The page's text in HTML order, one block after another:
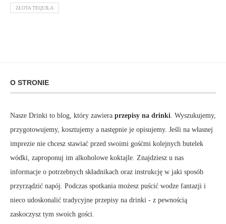
ZŁOTA TEQUILA
O STRONIE
Nasze Drinki to blog, który zawiera przepisy na drinki. Wyszukujemy,
przygotowujemy, kosztujemy a następnie je opisujemy. Jeśli na własnej
imprezie nie chcesz stawiać przed swoimi gośćmi kolejnych butelek
wódki, zaproponuj im alkoholowe koktajle. Znajdziesz u nas
informacje o potrzebnych składnikach oraz instrukcję w jaki sposób
przyrządzić napój. Podczas spotkania możesz puścić wodze fantazji i
nieco udoskonalić tradycyjne przepisy na drinki - z pewnością
zaskoczysz tym swoich gości.